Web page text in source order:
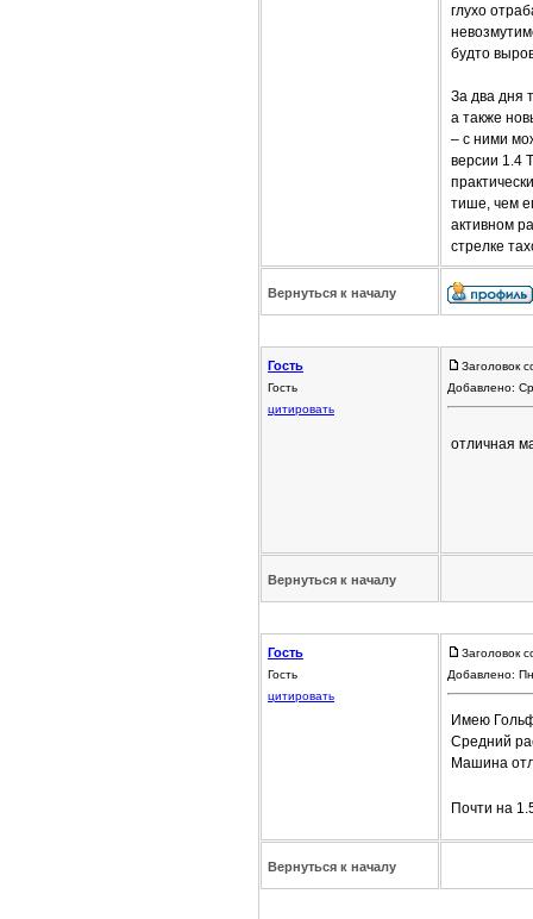
глухо
будто
За два дня
а также
– с ними
версии 1.4
тише, чем
активном
стрелке
Вернуться к началу
Гость
Гость
цитировать
Заголовок
Добавлено:
отличная
Вернуться к началу
Гость
Гость
цитировать
Заголовок
Добавлено:
Имею
Средний
Машина
Почти на
Вернуться к началу